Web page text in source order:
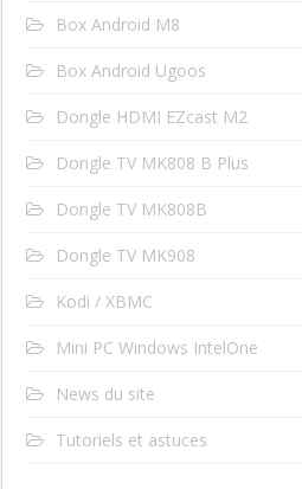
Box Android M8
Box Android Ugoos
Dongle HDMI EZcast M2
Dongle TV MK808 B Plus
Dongle TV MK808B
Dongle TV MK908
Kodi / XBMC
Mini PC Windows IntelOne
News du site
Tutoriels et astuces